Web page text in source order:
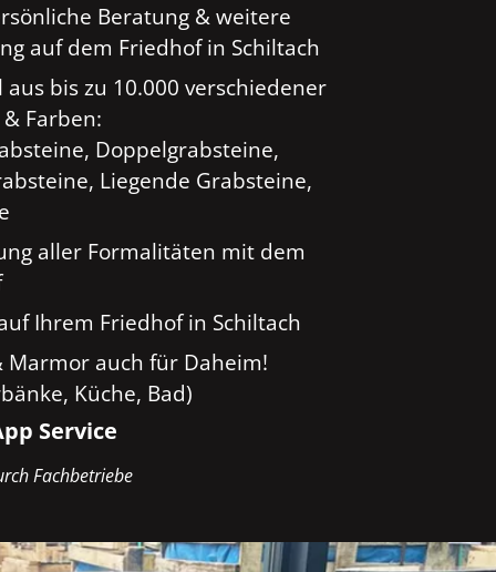
Beratung & weitere
auf dem Friedhof in Schiltach
aus bis zu 10.000 verschiedener
Farben:
Doppelgrabsteine,
Liegende Grabsteine,
aller Formalitäten mit dem
Ihrem Friedhof in Schiltach
Marmor auch für Daheim!
Küche, Bad)
Service
Fachbetriebe